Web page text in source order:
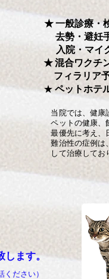
★ 一般診療・検
去勢・避妊手
入院・マイク
★ 混合ワクチン
フィラリア予
★ ペットホテ
当院では、健康診
ペットの健康、飼
最優先に考え、日
難治性の症例は、
して治療してお
します。
ださい）